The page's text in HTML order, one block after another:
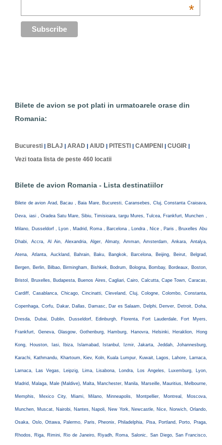
*
Bilete de avion se pot plati in urmatoarele orase din
Romania:
Bucuresti BLAJ |ARAD |AIUD PITESTI |CAMPENI |CUGIR
Vezi toata lista de peste 460 locatii
Bilete de avion Romania - Lista destinatiilor
Bilete de avion Arad, Bacau , Baia Mare, Bucuresti, Caransebes, Cluj, Constanta Craioava,
Deva, iasi , Oradea Satu Mare, Sibiu, Timisioara, targu Mures, Tulcea, Frankfurt, Munchen ,
Milano, Dusseldorf , Lyon , Madrid, Roma , Barcelona , Londra , Nice , Paris , Bruxelles Abu
Dhabi, Accra, Al Ain, Alexandria, Alger, Almaty, Amman, Amsterdam, Ankara, Antalya,
Atena, Atlanta, Auckland, Bahrain, Baku, Bangkok, Barcelona, Beijing, Beirut, Belgrad,
Bergen, Berlin, Bilbao, Birmingham, Bishkek, Bodrum, Bologna, Bombay, Bordeaux, Boston,
Bristol, Bruxelles, Budapesta, Buenos Aires, Cagliari, Cairo, Calcutta, Cape Town, Caracas,
Cardiff, Casablanca, Chicago, Cincinatti, Cleveland, Cluj, Cologne, Colombo, Constanta,
Copenhaga, Corfu, Dakar, Dallas, Damasc, Dar es Salaam, Delphi, Denver, Detroit, Doha,
Dresda, Dubai, Dublin, Dusseldorf, Edinburgh, Florenta, Fort Lauderdale, Fort Myers,
Frankfurt, Geneva, Glasgow, Gothenburg, Hamburg, Hanovra, Helsinki, Heraklion, Hong
Kong, Houston, Iasi, Ibiza, Islamabad, Istanbul, Izmir, Jakarta, Jeddah, Johannesburg,
Karachi, Kathmandu, Khartoum, Kiev, Koln, Kuala Lumpur, Kuwait, Lagos, Lahore, Larnaca,
Larnaca, Las Vegas, Leipzig, Lima, Lisabona, Londra, Los Angeles, Luxemburg, Lyon,
Madrid, Malaga, Male (Maldive), Malta, Manchester, Manila, Marseille, Mauritius, Melbourne,
Memphis, Mexico City, Miami, Milano, Minneapolis, Montpellier, Montreal, Moscova,
Munchen, Muscat, Nairobi, Nantes, Napoli, New York, Newcastle, Nice, Norwich, Orlando,
Osaka, Oslo, Ottawa, Palermo, Paris, Pheonix, Philadelphia, Pisa, Portland, Porto, Praga,
Rhodos, Riga, Rimini, Rio de Janeiro, Riyadh, Roma, Salonic, San Diego, San Francisco,